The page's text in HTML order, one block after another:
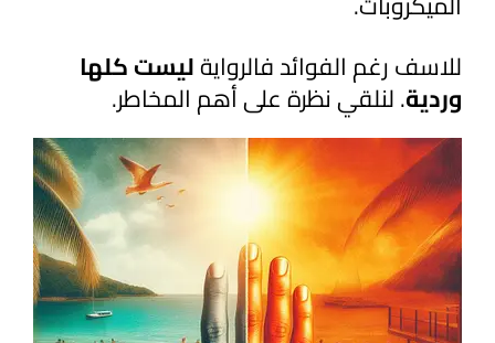
للاسف رغم الفوائد فالروايةليست كلها
وردية. لنلقي نظرة على أهم المخاطر.